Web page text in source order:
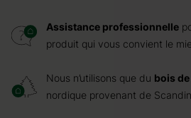
Assistance professionnelle
produit qui vous convient le
Nous n’utilisons que du bois
nordique provenant de